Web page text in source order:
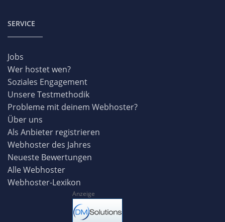
SERVICE
Jobs
Wer hostet wen?
Soziales Engagement
Unsere Testmethodik
Probleme mit deinem Webhoster?
Über uns
Als Anbieter registrieren
Webhoster des Jahres
Neueste Bewertungen
Alle Webhoster
Webhoster-Lexikon
Anzeige